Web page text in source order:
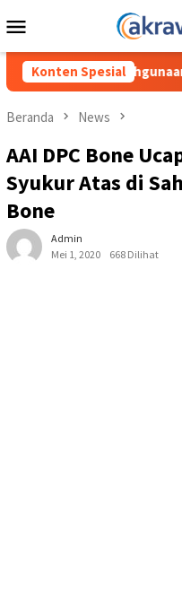
ke
Mobile
Konten Spesial
Solar Subsidi, Kasat
Beranda News
AAI DPC Bone
Syukur Atas di
Bone
Admin
Mei 1, 2020
668 Dilihat